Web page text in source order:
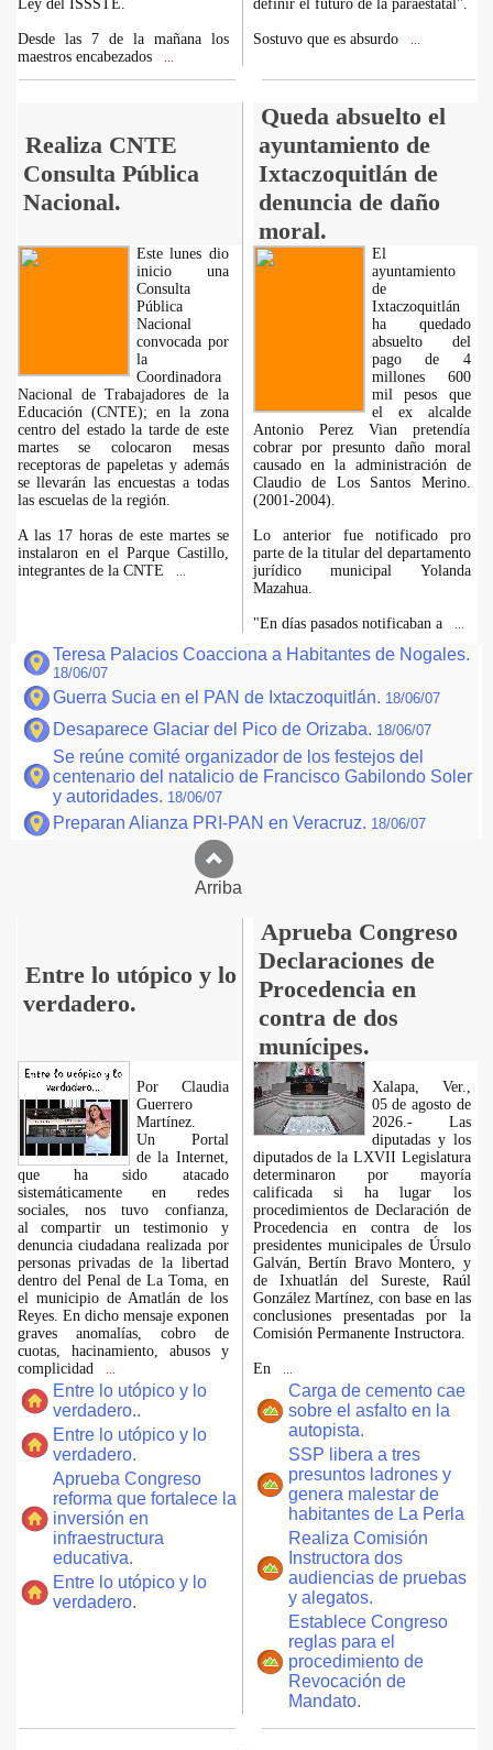
Ley del ISSSTE.
Desde las 7 de la mañana los
maestros encabezados
definir el futuro de la paraestatal".
Sostuvo que es absurdo
Realiza CNTE
Consulta Pública
Nacional.
Queda absuelto el
ayuntamiento de
Ixtaczoquitlán de
denuncia de daño
moral.
Este lunes dio
inicio una
Consulta
Pública
Nacional
convocada por
la
Coordinadora
Nacional de Trabajadores de la
Educación (CNTE); en la zona
centro del estado la tarde de este
martes se colocaron mesas
receptoras de papeletas y además
se llevarán las encuestas a todas
las escuelas de la región.
A las 17 horas de este martes se
instalaron en el Parque Castillo,
integrantes de la CNTE
El
ayuntamiento
de
Ixtaczoquitlán
ha quedado
absuelto del
pago de 4
millones 600
mil pesos que
el ex alcalde
Antonio Perez Vian pretendía
cobrar por presunto daño moral
causado en la administración de
Claudio de Los Santos Merino.
(2001-2004).
Lo anterior fue notificado pro
parte de la titular del departamento
jurídico municipal Yolanda
Mazahua.
"En días pasados notificaban a
Teresa Palacios Coacciona a Habitantes de Nogales.
18/06/07
Guerra Sucia en el PAN de Ixtaczoquitlán. 18/06/07
Desaparece Glaciar del Pico de Orizaba. 18/06/07
Se reúne comité organizador de los festejos del
centenario del natalicio de Francisco Gabilondo Soler
y autoridades. 18/06/07
Preparan Alianza PRI-PAN en Veracruz. 18/06/07
Arriba
Entre lo utópico y lo
verdadero.
Aprueba Congreso
Declaraciones de
Procedencia en
contra de dos
munícipes.
Por Claudia
Guerrero
Martínez.
​Un Portal
de la Internet,
que ha sido atacado
sistemáticamente en redes
sociales, nos tuvo confianza,
al compartir un testimonio y
denuncia ciudadana realizada por
personas privadas de la libertad
dentro del Penal de La Toma, en
el municipio de Amatlán de los
Reyes. En dicho mensaje exponen
graves anomalías, cobro de
cuotas, hacinamiento, abusos y
complicidad
Entre lo utópico y lo
verdadero..
Entre lo utópico y lo
verdadero.
Aprueba Congreso
reforma que fortalece la
inversión en
infraestructura
educativa.
Entre lo utópico y lo
verdadero.
Xalapa, Ver.,
05 de agosto de
2026.- Las
diputadas y los
diputados de la LXVII Legislatura
determinaron por mayoría
calificada si ha lugar los
procedimientos de Declaración de
Procedencia en contra de los
presidentes municipales de Úrsulo
Galván, Bertín Bravo Montero, y
de Ixhuatlán del Sureste, Raúl
González Martínez, con base en las
conclusiones presentadas por la
Comisión Permanente Instructora.
En
Carga de cemento cae
sobre el asfalto en la
autopista.
SSP libera a tres
presuntos ladrones y
genera malestar de
habitantes de La Perla
Realiza Comisión
Instructora dos
audiencias de pruebas
y alegatos.
Establece Congreso
reglas para el
procedimiento de
Revocación de
Mandato.